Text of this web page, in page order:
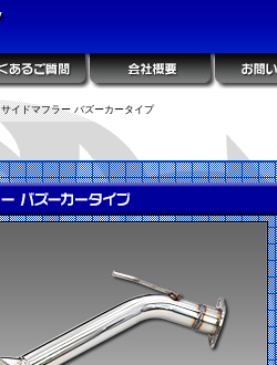
サイドマフラー バズーカータイプ